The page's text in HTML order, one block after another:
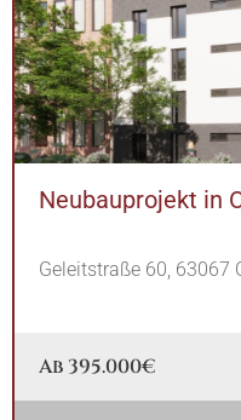
Neubauprojekt in
Geleitstraße 60, 63067
Ab 395.000€